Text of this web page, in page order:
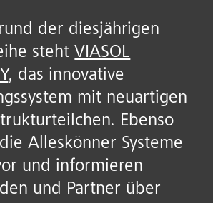
der diesjährigen
steht VIASOL
, das innovative
mit neuartigen
Ebenso
Alleskönner Systeme
und informieren
und Partner über